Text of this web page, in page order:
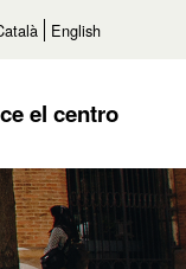
English
el centro